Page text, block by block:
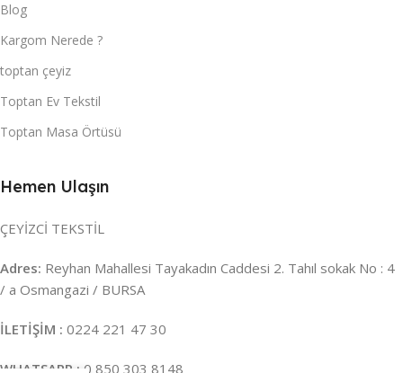
Blog
Kargom Nerede ?
toptan çeyiz
Toptan Ev Tekstil
Toptan Masa Örtüsü
Hemen Ulaşın
ÇEYİZCİ TEKSTİL
Adres: Reyhan Mahallesi Tayakadın Caddesi 2. Tahıl sokak No : 4
/ a Osmangazi / BURSA
İLETİŞİM : 0224 221 47 30
WHATSAPP : 0 850 303 8148